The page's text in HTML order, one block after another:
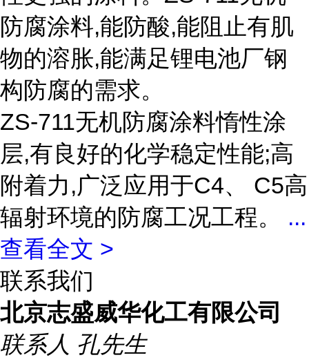
防腐涂料,能防酸,能阻止有肌
物的溶胀,能满足锂电池厂钢
构防腐的需求。
ZS-711无机防腐涂料惰性涂
层,有良好的化学稳定性能;高
附着力,广泛应用于C4、 C5高
辐射环境的防腐工况工程。 ...
查看全文 >
联系我们
北京志盛威华化工有限公司
联系人 孔先生